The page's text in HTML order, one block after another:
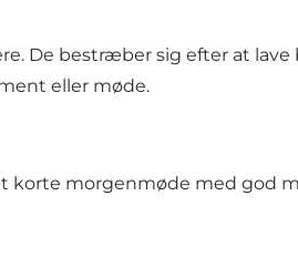
De bestræber sig efter at
eller møde.
korte morgenmøde med god